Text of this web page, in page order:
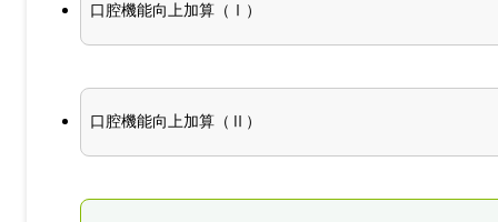
口腔機能向上加算（Ⅰ）
口腔機能向上加算（Ⅱ）